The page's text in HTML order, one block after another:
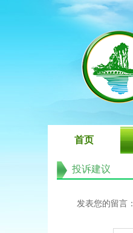
首页
投诉建议
发表您的留言：